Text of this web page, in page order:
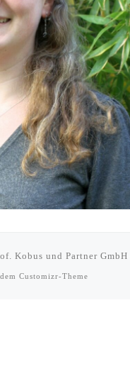
Kobus und Partner GmbH
Customizr-Theme